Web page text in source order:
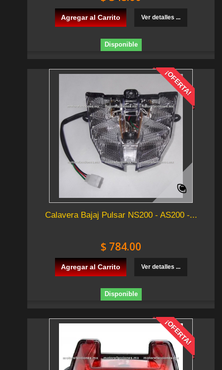
Agregar al Carrito Ver detalles ...
Disponible
¡OFERTA!
Calavera Bajaj Pulsar NS200 - AS200 -...
$ 784.00
Agregar al Carrito Ver detalles ...
Disponible
¡OFERTA!